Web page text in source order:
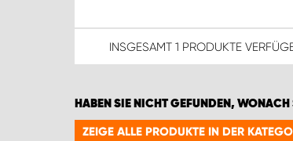
INSGESAMT 1 PRODUKTE
HABEN SIE NICHT GEFUNDEN, WONACH
ZEIGE ALLE PRODUKTE IN DER